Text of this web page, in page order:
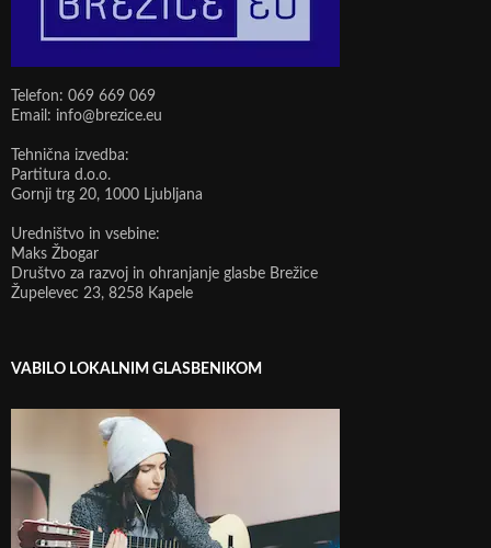
Telefon: 069 669 069
Email: info@brezice.eu
Tehnična izvedba:
Partitura d.o.o.
Gornji trg 20, 1000 Ljubljana
Uredništvo in vsebine:
Maks Žbogar
Društvo za razvoj in ohranjanje glasbe Brežice
Župelevec 23, 8258 Kapele
VABILO LOKALNIM GLASBENIKOM